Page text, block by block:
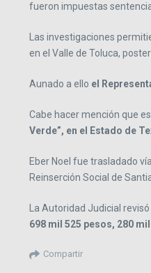
fueron impuestas
Las investigaciones
en el Valle de Toluca,
Aunado a ello el
Cabe hacer mención que
Verde”, en el Estado de
Eber Noel fue trasladado
Reinserción Social de
La Autoridad Judicial
698 mil 525 pesos, 280
Compartir